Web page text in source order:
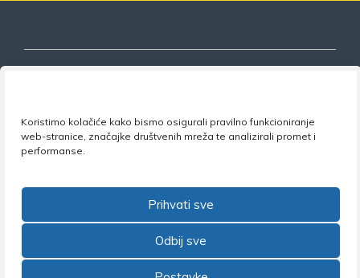
Koristimo kolačiće kako bismo osigurali pravilno funkcioniranje
web-stranice, značajke društvenih mreža te analizirali promet i
performanse.
Prihvati sve
Odbij sve
Nezavisni sindikat znanosti i visokog
obrazovanja
Zagreb •Tel: +385 1 4847 337 •Email: uprava@nsz.hr